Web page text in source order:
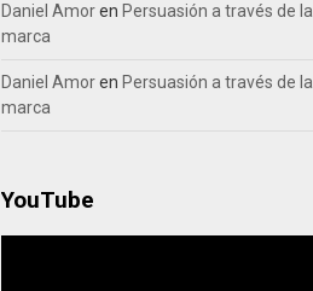
Daniel Amoren Persuasión a través de la
marca
Daniel Amoren Persuasión a través de la
marca
YouTube